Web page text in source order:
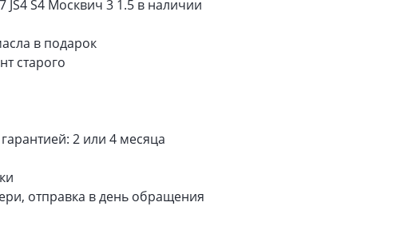
JS4 S4 Москвич 3 1.5 в наличии
в подарок
старого
2 или 4 месяца
отправка в день обращения